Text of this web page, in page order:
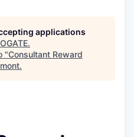
applications
.
"Consultant Reward
.